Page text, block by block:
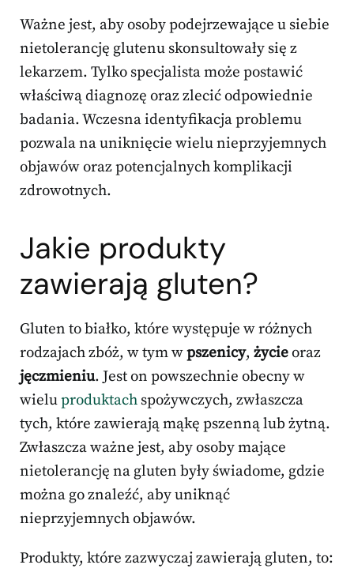
Ważne jest, aby osoby podejrzewające u siebie
nietolerancję glutenu skonsultowały się z
lekarzem. Tylko specjalista może postawić
właściwą diagnozę oraz zlecić odpowiednie
badania. Wczesna identyfikacja problemu
pozwala na uniknięcie wielu nieprzyjemnych
objawów oraz potencjalnych komplikacji
zdrowotnych.
Jakie produkty
zawierają gluten?
Gluten to białko, które występuje w różnych
rodzajach zbóż, w tym wpszenicy, życieoraz
jęczmieniu. Jest on powszechnie obecny w
wieluproduktach spożywczych, zwłaszcza
tych, które zawierają mąkę pszenną lub żytną.
Zwłaszcza ważne jest, aby osoby mające
nietolerancję na gluten były świadome, gdzie
można go znaleźć, aby uniknąć
nieprzyjemnych objawów.
Produkty, które zazwyczaj zawierają gluten, to: